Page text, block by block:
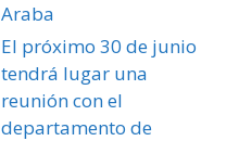
Araba
El próximo 30 de junio
tendrá lugar una
reunión con el
departamento de